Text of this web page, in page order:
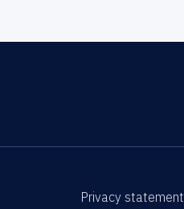
Privacy statement